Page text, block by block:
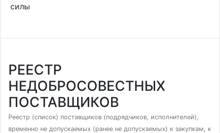
силы
РЕЕСТР
НЕДОБРОСОВЕСТНЫХ
ПОСТАВЩИКОВ
Реестр (список) поставщиков (подрядчиков, исполнителей),
временно не допускаемых (ранее не допускаемых) к закупкам, к